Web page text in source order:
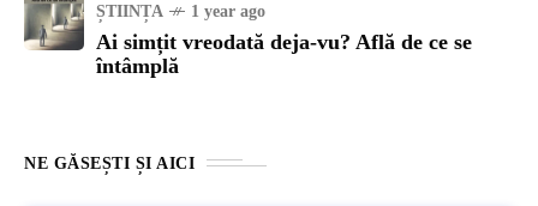
ȘTIINȚA 1 year ago
Ai simțit vreodată deja-vu? Află de ce se
întâmplă
NE GĂSEȘTI ȘI AICI